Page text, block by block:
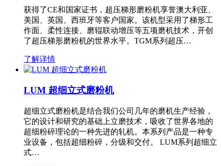
获得了CE和国家证书，超压梯形磨粉机享誉澳大利亚、
美国、英国、西班牙等客户国家。该机型采用了梯形工
作面、柔性连接、磨辊联动增压等五项磨机技术，开创
了超压梯形磨粉机的世界水平。TGM系列超压…
了解详情
LUM 超细立式磨粉机
超细立式磨粉机是结合我们公司几年的磨机生产经验，
它的设计和研究的基础上立磨技术，吸收了世界各地的
超细粉碎理论的一种先进的轧机。本系列产品是一种专
业设备，包括超细粉碎，分级和交付。 LUM系列超细立
式…